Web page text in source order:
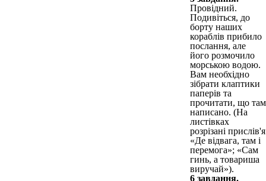
Провідний.
Подивіться, до
борту наших
кораблів прибило
послання, але
його розмочило
морською водою.
Вам необхідно
зібрати клаптики
паперів та
прочитати, що там
написано. (На
листівках
розрізані прислів'я
«Де відвага, там і
перемога»; «Сам
гинь, а товариша
виручай»).
6 завдання.